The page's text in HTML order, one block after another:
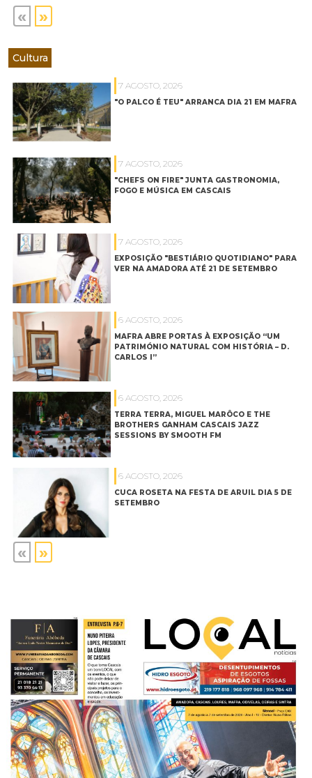
« »
Cultura
7 AGOSTO, 2026
"O PALCO É TEU" ARRANCA DIA 21 EM MAFRA
7 AGOSTO, 2026
"CHEFS ON FIRE" JUNTA GASTRONOMIA,
FOGO E MÚSICA EM CASCAIS
7 AGOSTO, 2026
EXPOSIÇÃO "BESTIÁRIO QUOTIDIANO" PARA
VER NA AMADORA ATÉ 21 DE SETEMBRO
6 AGOSTO, 2026
MAFRA ABRE PORTAS À EXPOSIÇÃO “UM
PATRIMÓNIO NATURAL COM HISTÓRIA – D.
CARLOS I”
6 AGOSTO, 2026
TERRA TERRA, MIGUEL MARÔCO E THE
BROTHERS GANHAM CASCAIS JAZZ
SESSIONS BY SMOOTH FM
6 AGOSTO, 2026
CUCA ROSETA NA FESTA DE ARUIL DIA 5 DE
SETEMBRO
« »